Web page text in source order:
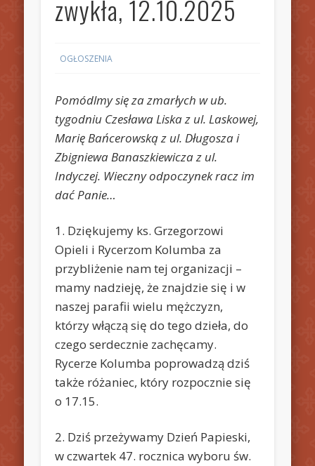
zwykła, 12.10.2025
OGŁOSZENIA
Pomódlmy się za zmarłych w ub.
tygodniu Czesława Liska z ul. Laskowej,
Marię Bańcerowską z ul. Długosza i
Zbigniewa Banaszkiewicza z ul.
Indyczej. Wieczny odpoczynek racz im
dać Panie…
1. Dziękujemy ks. Grzegorzowi
Opieli i Rycerzom Kolumba za
przybliżenie nam tej organizacji –
mamy nadzieję, że znajdzie się i w
naszej parafii wielu mężczyzn,
którzy włączą się do tego dzieła, do
czego serdecznie zachęcamy.
Rycerze Kolumba poprowadzą dziś
także różaniec, który rozpocznie się
o 17.15.
2. Dziś przeżywamy Dzień Papieski,
w czwartek 47. rocznica wyboru św.